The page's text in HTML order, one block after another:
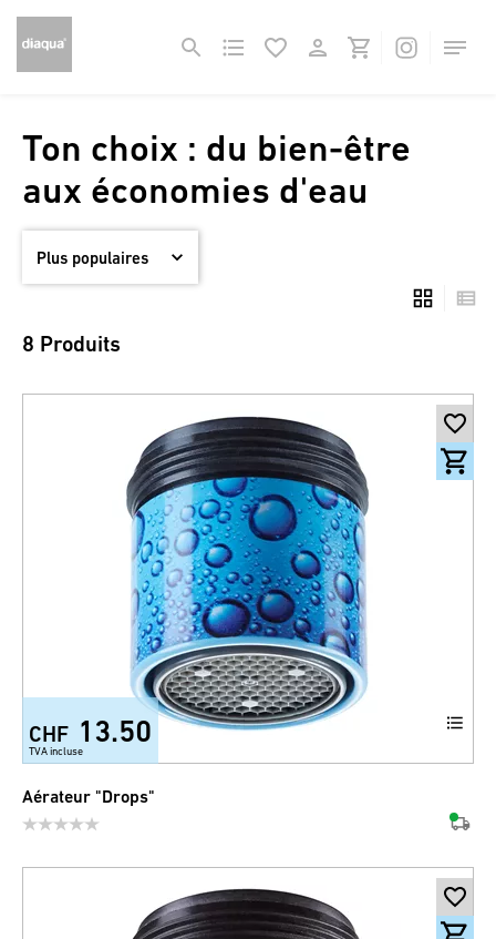
Ton choix : du bien-être
aux économies d'eau
8 Produits
CHF 13.50
TVA incluse
Aérateur "Drops"